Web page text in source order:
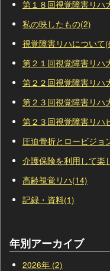
第１８回視覚障害リハ
私の映したもの(2)
視覚障害リハについて
第２１回視覚障害リハ
第２２回視覚障害リハ
第２３回視覚障害リハ
第２３回視覚障害リハ
圧迫骨折とロービジョ
介護保険を利用して楽
高齢視覚リハ(14)
記録・資料(1)
年別アーカイブ
2026年 (2)